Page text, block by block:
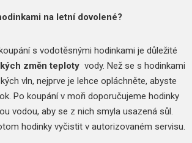
na letní dovolené?
s vodotěsnými hodinkami je důležité
změn teploty vody. Než se s hodinkami
vln, nejprve je lehce opláchněte, abyste
Po koupání v moři doporučujeme hodinky
vodou, aby se z nich smyla usazená sůl.
hodinky vyčistit v autorizovaném servisu.